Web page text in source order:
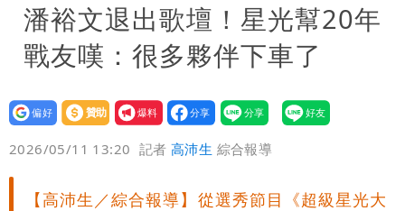
8校停課不停班
潘裕文退出歌壇！星光幫20年
戰友嘆：很多夥伴下車了
設為
贊助
我要
爆料
2026/05/11 13:20 記者高沛生 綜合報導
【高沛生／綜合報導】從選秀節目《超級星光大